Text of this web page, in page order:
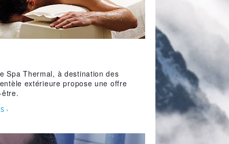
Spa Thermal, à destination des
extérieure propose une offre